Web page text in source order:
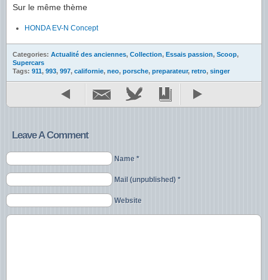
Sur le même thème
HONDA EV-N Concept
Categories: Actualité des anciennes, Collection, Essais passion, Scoop,
Supercars
Tags: 911, 993, 997, californie, neo, porsche, preparateur, retro, singer
Leave A Comment
Name *
Mail (unpublished) *
Website